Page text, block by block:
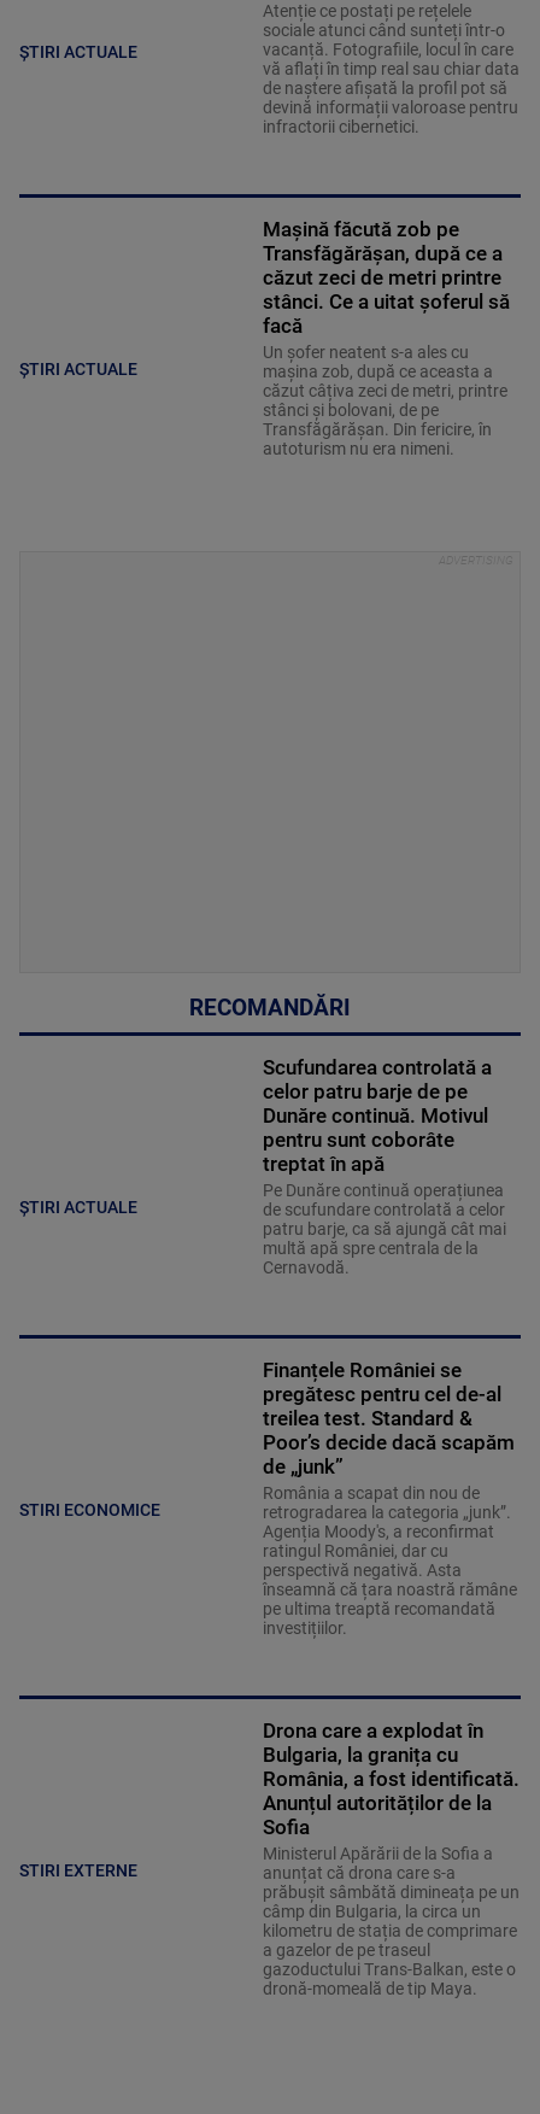
ȘTIRI ACTUALE
Atenție ce postați pe rețelele
sociale atunci când sunteți într-o
vacanță. Fotografiile, locul în care
vă aflați în timp real sau chiar data
de naștere afișată la profil pot să
devină informații valoroase pentru
infractorii cibernetici.
ȘTIRI ACTUALE
Mașină făcută zob pe
Transfăgărășan, după ce a
căzut zeci de metri printre
stânci. Ce a uitat șoferul să
facă
Un șofer neatent s-a ales cu
mașina zob, după ce aceasta a
căzut câțiva zeci de metri, printre
stânci și bolovani, de pe
Transfăgărășan. Din fericire, în
autoturism nu era nimeni.
RECOMANDĂRI
ȘTIRI ACTUALE
Scufundarea controlată a
celor patru barje de pe
Dunăre continuă. Motivul
pentru sunt coborâte
treptat în apă
Pe Dunăre continuă operațiunea
de scufundare controlată a celor
patru barje, ca să ajungă cât mai
multă apă spre centrala de la
Cernavodă.
STIRI ECONOMICE
Finanțele României se
pregătesc pentru cel de-al
treilea test. Standard &
Poor’s decide dacă scapăm
de „junk”
România a scapat din nou de
retrogradarea la categoria „junk”.
Agenția Moody's, a reconfirmat
ratingul României, dar cu
perspectivă negativă. Asta
înseamnă că țara noastră rămâne
pe ultima treaptă recomandată
investițiilor.
STIRI EXTERNE
Drona care a explodat în
Bulgaria, la granița cu
România, a fost identificată.
Anunțul autorităților de la
Sofia
Ministerul Apărării de la Sofia a
anunțat că drona care s-a
prăbușit sâmbătă dimineața pe un
câmp din Bulgaria, la circa un
kilometru de stația de comprimare
a gazelor de pe traseul
gazoductului Trans-Balkan, este o
dronă-momeală de tip Maya.